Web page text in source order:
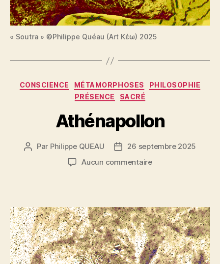
« Soutra » ©Philippe Quéau (Art Κέω) 2025
Catégories
CONSCIENCE MÉTAMORPHOSES
PHILOSOPHIE
PRÉSENCE
SACRÉ
Athénapollon
Auteur
Par Philippe QUEAU
Date26 septembre 2025
Aucun commentairesur